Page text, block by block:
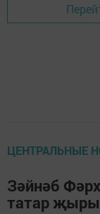
ЦЕНТРАЛЬНЫЕ
Зәйнәб
татар